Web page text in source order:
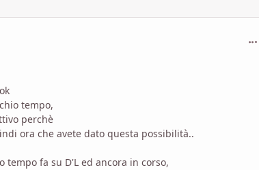
tempo,
perchè
ora che avete dato questa possibilità..
fa su D'L ed ancora in corso,